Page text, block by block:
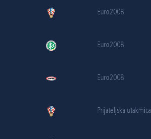
Euro2008
Euro2008
Euro2008
Prijateljska utakmica